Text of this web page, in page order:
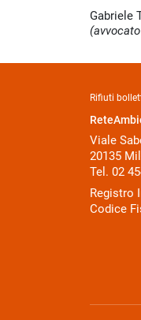
Gabriele
Rifiuti
Viale
20135
Tel. 02
Registro
Codice